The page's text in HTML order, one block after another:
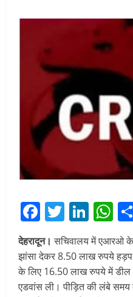
Facebook
Twitter
देहरादून। सचिवालय में एआरओ के
झांसा देकर 8.50 लाख रुपये हड़प
के लिए 16.50 लाख रुपये में
एडवांस ली। पीड़ित की लंबे